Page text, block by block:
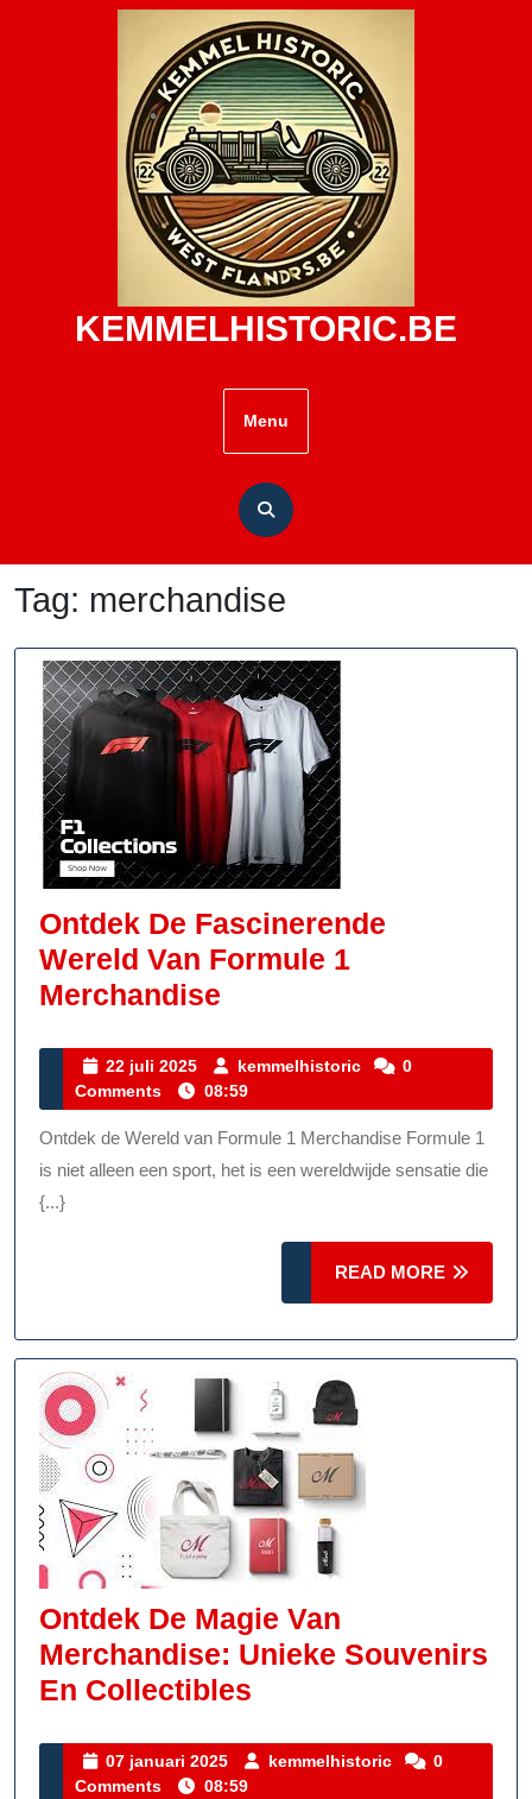
KEMMELHISTORIC.BE
Menu
Tag: merchandise
Ontdek De Fascinerende
Wereld Van Formule 1
Merchandise
Fascinerende
Wereld
Van
Formule
Merchandise
22 juli 2025
22
juli
2025
kemmelhistoric kemmelhistoric
0
Comments
08:59
Ontdek de Wereld van Formule 1 Merchandise Formule 1
is niet alleen een sport, het is een wereldwijde sensatie die
{...}
READ MORE
MORE
Ontdek De Magie Van
Merchandise: Unieke Souvenirs
En Collectibles
Magie
07 januari 2025
07
januari
kemmelhistoric kemmelhistoric
0
Comments
08:59